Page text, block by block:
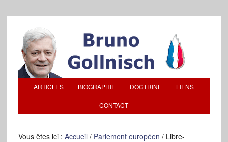
ARTICLES BIOGRAPHIE DOCTRINE LIENS
CONTACT
Vous êtes ici : Accueil / Parlement européen /Libre-